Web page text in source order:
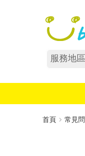
服務地區
首頁 常見